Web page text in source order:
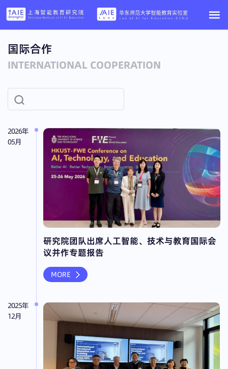
国际合作
INTERNATIONAL COOPERATION
2026年
05月
研究院团队出席人工智能、技术与教育国际会
议并作专题报告
MORE
2025年
12月